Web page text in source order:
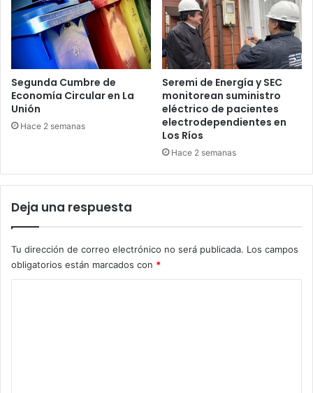
Segunda Cumbre de
Economía Circular en La
Unión
Hace 2 semanas
Seremi de Energía y SEC
monitorean suministro
eléctrico de pacientes
electrodependientes en
Los Ríos
Hace 2 semanas
Deja una respuesta
Tu dirección de correo electrónico no será publicada. Los campos
obligatorios están marcados con *